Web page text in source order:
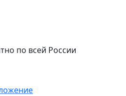
по всей России